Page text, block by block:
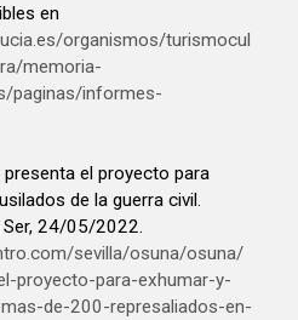
en
organismos/turismocul
memoria-
paginas/informes-
presenta el proyecto para
de la guerra civil.
Ser, 24/05/2022.
sevilla/osuna/osuna/
proyecto-para-exhumar-y-
de-200-represaliados-en-